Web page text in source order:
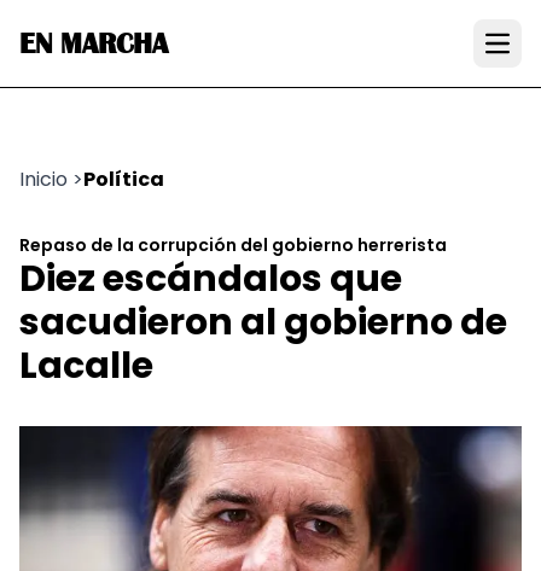
EN MARCHA
Inicio >Política
Repaso de la corrupción del gobierno herrerista
Diez escándalos que
sacudieron al gobierno de
Lacalle